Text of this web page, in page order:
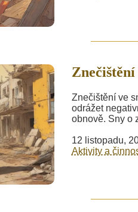
Znečištění
Znečištění ve
odrážet
obnově. Sny o
12 listopadu,
Aktivity a